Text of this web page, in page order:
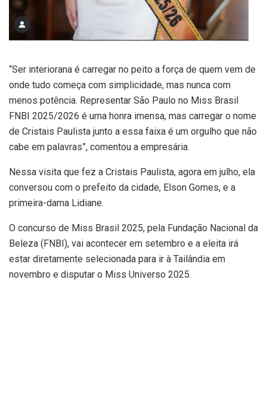
“Ser interiorana é carregar no peito a força de quem vem de
onde tudo começa com simplicidade, mas nunca com
menos potência. Representar São Paulo no Miss Brasil
FNBI 2025/2026 é uma honra imensa, mas carregar o nome
de Cristais Paulista junto a essa faixa é um orgulho que não
cabe em palavras”, comentou a empresária.
Nessa visita que fez a Cristais Paulista, agora em julho, ela
conversou com o prefeito da cidade, Elson Gomes, e a
primeira-dama Lidiane.
O concurso de Miss Brasil 2025, pela Fundação Nacional da
Beleza (FNBI), vai acontecer em setembro e a eleita irá
estar diretamente selecionada para ir à Tailândia em
novembro e disputar o Miss Universo 2025.